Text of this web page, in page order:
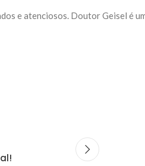
e atenciosos. Doutor Geisel é